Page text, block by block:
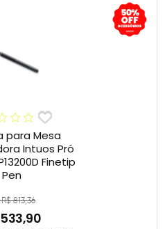
para Mesa
Intuos Pró
Finetip
Pen
813,36